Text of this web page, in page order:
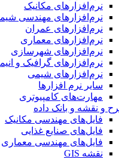
نرم‌افزارهای مکانیک
نرم‌افزارهای مهندسی شیمی
نرم‌افزارهای عمران
نرم‌افزارهای معماری
نرم‌افزارهای شهرسازی
نرم‌افزارهای گرافیک و انیمیشن
نرم‌افزارهای شیمی
سایر نرم افزارها
مهارت‌های کامپیوتری
و بانک داده
فایل‌های مهندسی مکانیک
فایل‌های صنایع غذایی
فایل‌های مهندسی معماری
نقشه GIS